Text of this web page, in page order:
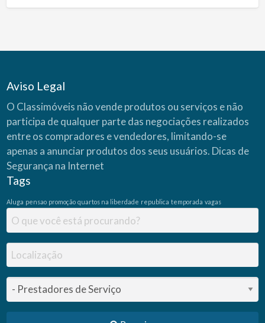
Aviso Legal
O Classimóveis não vende produtos ou serviços e não
participa de qualquer parte das negociações realizados
entre os compradores e vendedores, limitando-se
apenas a anunciar produtos dos seus usuários. Dicas de
Segurança na Internet
Tags
Aluga pensao promoção quartos na liberdade republica temporada vagas